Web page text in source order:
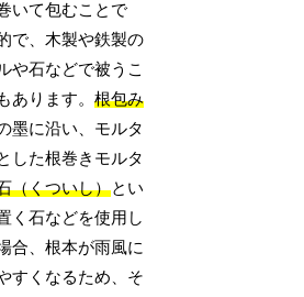
いて包むことで
で、木製や鉄製の
や石などで被うこ
あります。根包み
墨に沿い、モルタ
した根巻きモルタ
（くついし）とい
く石などを使用し
合、根本が雨風に
すくなるため、そ